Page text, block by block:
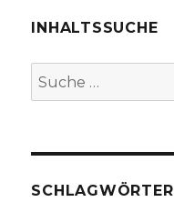
von
Fleischer,
2018
INHALTSSUCHE
Suche
nach:
SCHLAGWÖRTER